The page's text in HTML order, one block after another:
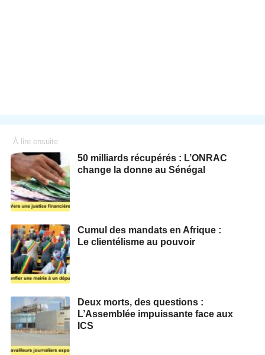
À lire ensuite
50 milliards récupérés : L’ONRAC
change la donne au Sénégal
Cumul des mandats en Afrique :
Le clientélisme au pouvoir
Deux morts, des questions :
L’Assemblée impuissante face aux
ICS